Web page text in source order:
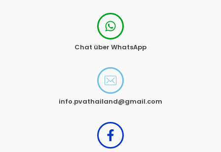
Chat über WhatsApp
info.pvathailand@gmail.com